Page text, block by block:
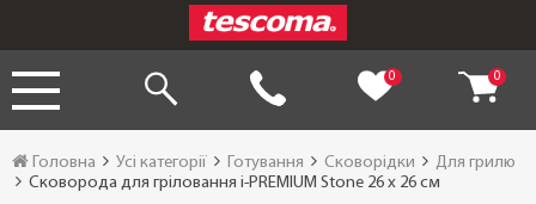
0 0
Головна Усі категорії Готування Сковорідки
Для грилю
Сковорода для гріловання i-PREMIUM Stone 26 x 26 см